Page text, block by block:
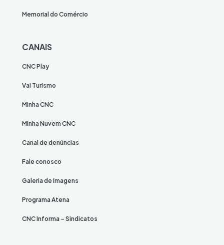
Memorial do Comércio
CANAIS
CNC Play
Vai Turismo
Minha CNC
Minha Nuvem CNC
Canal de denúncias
Fale conosco
Galeria de imagens
Programa Atena
CNC Informa – Sindicatos